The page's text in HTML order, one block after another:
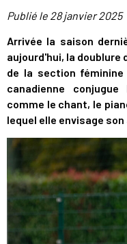
Publié le 28 janvier 2025
Arrivée la saison
aujourd'hui, la doublure
de la section féminine
canadienne
comme le chant, le
lequel elle envisage